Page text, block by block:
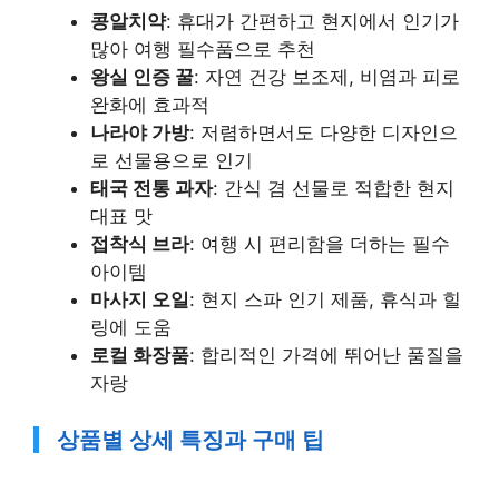
콩알치약: 휴대가 간편하고 현지에서 인기가
많아 여행 필수품으로 추천
왕실 인증 꿀: 자연 건강 보조제, 비염과 피로
완화에 효과적
나라야 가방: 저렴하면서도 다양한 디자인으
로 선물용으로 인기
태국 전통 과자: 간식 겸 선물로 적합한 현지
대표 맛
접착식 브라: 여행 시 편리함을 더하는 필수
아이템
마사지 오일: 현지 스파 인기 제품, 휴식과 힐
링에 도움
로컬 화장품: 합리적인 가격에 뛰어난 품질을
자랑
상품별 상세 특징과 구매 팁